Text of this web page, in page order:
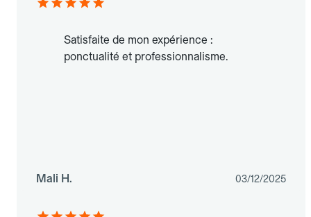
Satisfaite de mon expérience :
ponctualité et professionnalisme.
Mali H. 03/12/2025